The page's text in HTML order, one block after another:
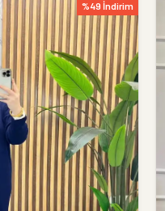
%49 İndirim